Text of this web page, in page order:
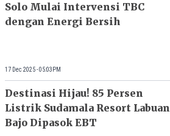
Solo Mulai Intervensi TBC
dengan Energi Bersih
17 Dec 2025 - 05:03PM
Destinasi Hijau! 85 Persen
Listrik Sudamala Resort Labuan
Bajo Dipasok EBT